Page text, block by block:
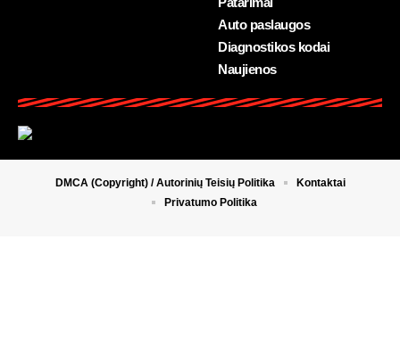
Auto paslaugos
Diagnostikos kodai
Naujienos
DMCA (Copyright) / Autorinių Teisių Politika
Kontaktai
Privatumo Politika